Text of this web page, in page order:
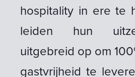
hospitality in ere te
leiden hun
uitgebreid op om
gastvrijheid te